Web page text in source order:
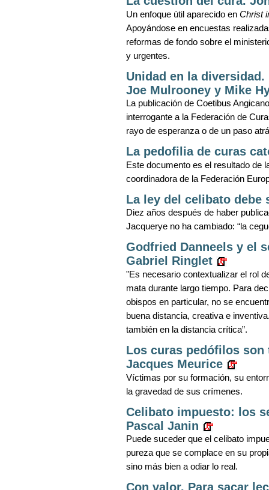
Un enfoque útil aparecido en Christ
Apoyándose en encuestas
reformas de fondo sobre el
y urgentes.
Unidad en la
Joe Mulrooney y Mike
La publicación de Coetibus
interrogante a la Federación de
rayo de esperanza o de un paso
La pedofilia de curas
Este documento es el resultado de
coordinadora de la Federación
La ley del celibato debe
Diez años después de haber
Jacquerye no ha cambiado: “la
Godfried Danneels y el
Gabriel Ringlet
"Es necesario contextualizar el rol
mata durante largo tiempo. Para
obispos en particular, no se
buena distancia, creativa e
también en la distancia crítica”.
Los curas pedófilos
Jacques Meurice
Víctimas por su formación, su
la gravedad de sus crímenes.
Celibato impuesto: los
Pascal Janin
Puede suceder que el celibato
pureza que se complace en su
sino más bien a odiar lo real.
Con valor. Para sacar